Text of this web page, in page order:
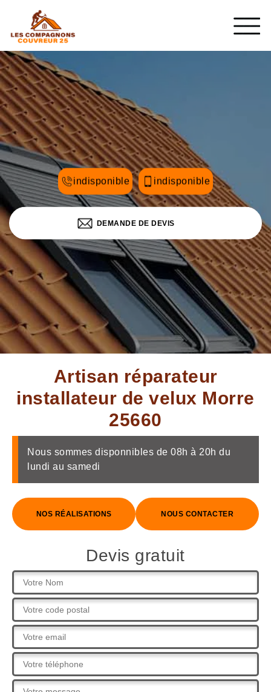
indisponible indisponible
DEMANDE DE DEVIS
Artisan réparateur
installateur de velux Morre
25660
Nous sommes disponnibles de 08h à 20h du
lundi au samedi
NOS RÉALISATIONS NOUS CONTACTER
Devis gratuit